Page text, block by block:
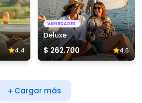
4.4
VARIEDADES
Deluxe
$ 262.700 4.6
Cargar más